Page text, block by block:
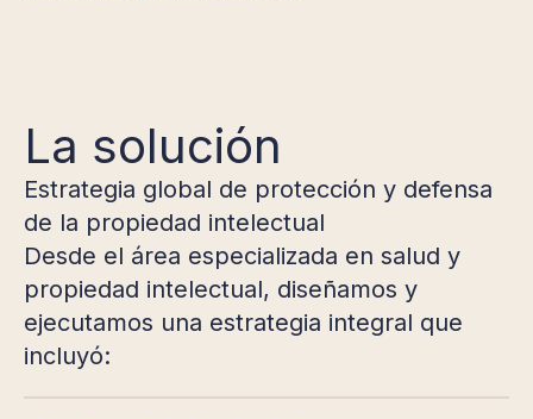
La solución
Estrategia global de protección y defensa
de la propiedad intelectual
Desde el área especializada en salud y
propiedad intelectual, diseñamos y
ejecutamos una estrategia integral que
incluyó: